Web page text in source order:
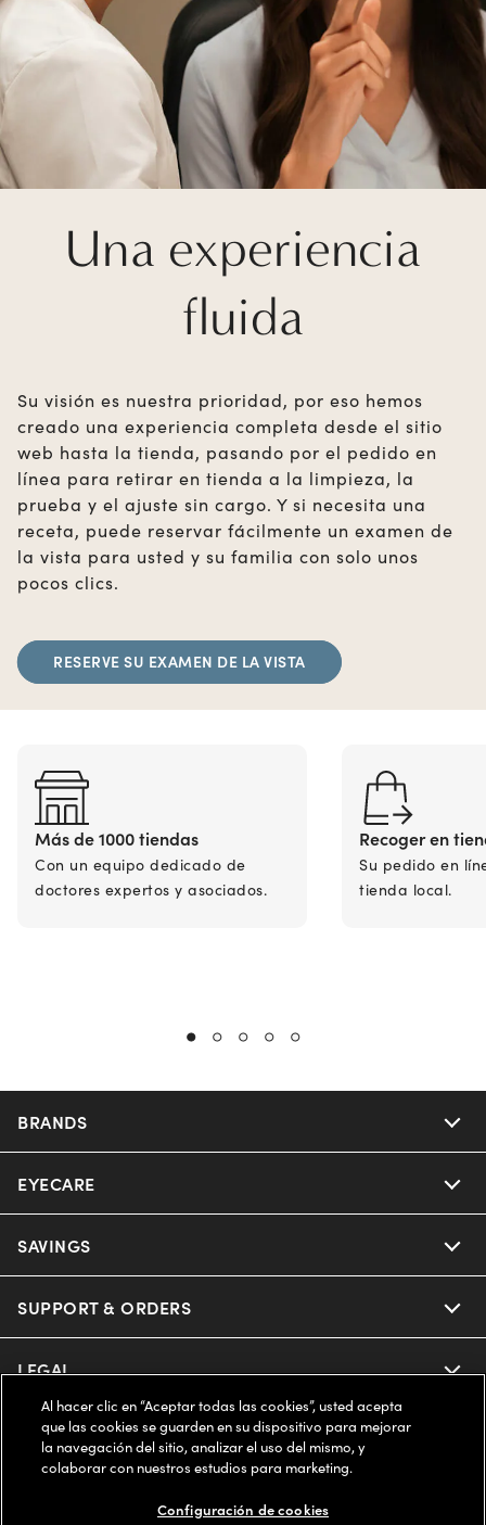
Una experiencia
fluida
Su visión es nuestra prioridad, por eso hemos
creado una experiencia completa desde el sitio
web hasta la tienda, pasando por el pedido en
línea para retirar en tienda a la limpieza, la
prueba y el ajuste sin cargo. Y si necesita una
receta, puede reservar fácilmente un examen de
la vista para usted y su familia con solo unos
pocos clics.
RESERVE SU EXAMEN DE LA VISTA
Más de 1000 tiendas
Con un equipo dedicado de
doctores expertos y asociados.
Recoger en
Su pedido en
tienda local.
BRANDS
Nuance Audio
Ray-Ban
Oakley
Oakley Meta
Miu Miu
EYECARE
Our Eyeglasses
Our Sunglasses
Our Contact Lenses
Ray-Ban | Meta
Oakley Meta
SAVINGS
Offers & Discount
Insurance
FSA & HSA
CareCredit Credit Card
SUPPORT & ORDERS
Help Center
Online Order Status
LEGAL
Privacy Policy
COMPANY INFO
Al hacer clic en “Aceptar todas las cookies”, usted acepta
que las cookies se guarden en su dispositivo para mejorar
la navegación del sitio, analizar el uso del mismo, y
colaborar con nuestros estudios para marketing.
Configuración de cookies